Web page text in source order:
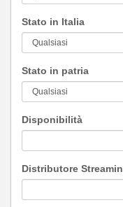
Stato in Italia
Stato in patria
Disponibilità
Distributore